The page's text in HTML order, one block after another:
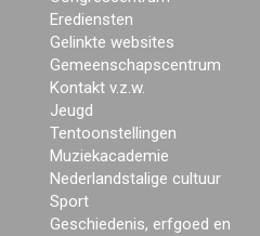
Erediensten
Gelinkte websites
Gemeenschapscentrum
Kontakt v.z.w.
Jeugd
Tentoonstellingen
Muziekacademie
Nederlandstalige cultuur
Sport
Geschiedenis, erfgoed en